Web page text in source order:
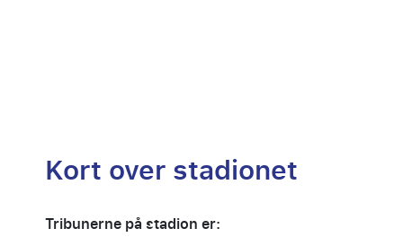
Kort over stadionet
Tribunerne på stadion er: